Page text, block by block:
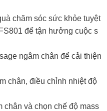
chăm sóc sức khỏe tuyệt
để tận hưởng cuộc s
ngâm chân để cải thiện
chân, điều chỉnh nhiệt độ
chân và chọn chế độ mass